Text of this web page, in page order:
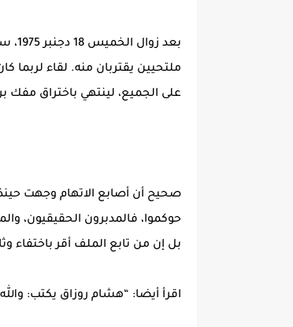
بعد
ملتحيين يقتربان منه. لقاء لربما
على الجميع، لينتهي باختراق
صحيح أن أصابع الاتهام وجهت
حوكموا، فالمدبرون الحقيقيون،
بل إن من تابع الملف أقر باختفاء
اقرأ أيضا: “هشام روزاق يكتب: